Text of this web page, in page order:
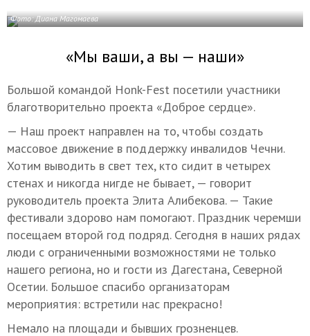
Фото: Диана Магомаева
«Мы ваши, а вы — наши»
Большой командой Honk-Fest посетили участники
благотворительно проекта «Доброе сердце».
— Наш проект направлен на то, чтобы создать
массовое движение в поддержку инвалидов Чечни.
Хотим выводить в свет тех, кто сидит в четырех
стенах и никогда нигде не бывает, — говорит
руководитель проекта Элита Алибекова. — Такие
фестивали здорово нам помогают. Праздник черемши
посещаем второй год подряд. Сегодня в наших рядах
люди с ограниченными возможностями не только
нашего региона, но и гости из Дагестана, Северной
Осетии. Большое спасибо организаторам
мероприятия: встретили нас прекрасно!
Немало на площади и бывших грозненцев.